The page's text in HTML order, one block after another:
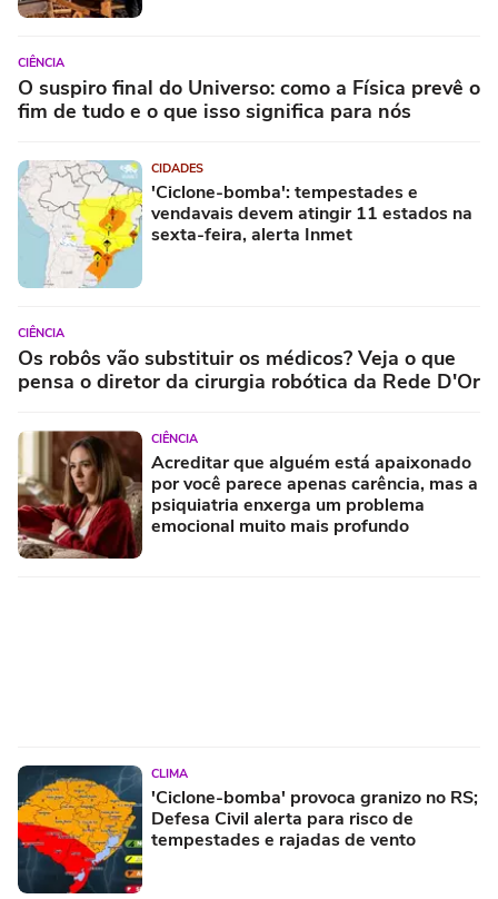
CIÊNCIA
O suspiro final do Universo: como a Física prevê o
fim de tudo e o que isso significa para nós
CIDADES
'Ciclone-bomba': tempestades e
vendavais devem atingir 11 estados na
sexta-feira, alerta Inmet
CIÊNCIA
Os robôs vão substituir os médicos? Veja o que
pensa o diretor da cirurgia robótica da Rede D'Or
CIÊNCIA
Acreditar que alguém está apaixonado
por você parece apenas carência, mas a
psiquiatria enxerga um problema
emocional muito mais profundo
CLIMA
'Ciclone-bomba' provoca granizo no RS;
Defesa Civil alerta para risco de
tempestades e rajadas de vento